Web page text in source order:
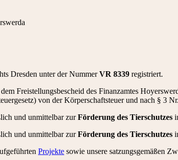
Dresden unter der NummerVR 8339 registriert.
Freistellungsbescheid des Finanzamtes
von der Körperschaftsteuer und nach § 3
und unmittelbar zurFörderung des Tierschutzes
und unmittelbar zurFörderung des Tierschutzes
Projekte sowie unsere satzungsgemäßen